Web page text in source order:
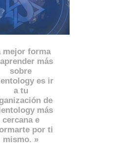
mejor forma
más
sobre
es ir
a tu
de
más
cercana e
por ti
mismo. »